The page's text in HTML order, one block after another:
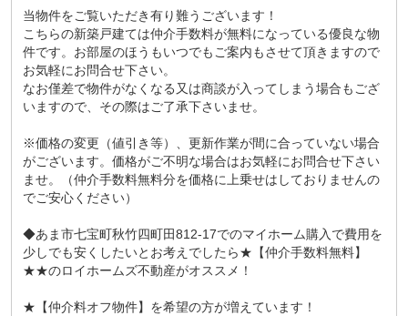
当物件をご覧いただき有り難うございます！
こちらの新築戸建ては仲介手数料が無料になっている優良な物
件です。お部屋のほうもいつでもご案内もさせて頂きますので
お気軽にお問合せ下さい。
なお僅差で物件がなくなる又は商談が入ってしまう場合もござ
いますので、その際はご了承下さいませ。
※価格の変更（値引き等）、更新作業が間に合っていない場合
がございます。価格がご不明な場合はお気軽にお問合せ下さい
ませ。（仲介手数料無料分を価格に上乗せはしておりませんの
でご安心ください）
◆あま市七宝町秋竹四町田812-17でのマイホーム購入で費用を
少しでも安くしたいとお考えでしたら★【仲介手数料無料】
★★のロイホームズ不動産がオススメ！
★【仲介料オフ物件】を希望の方が増えています！